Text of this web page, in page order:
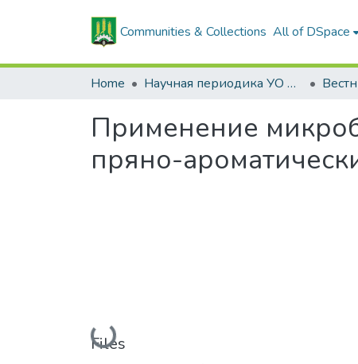
Communities & Collections All of DSpace
Home Научная периодика УО БГСХА
Применение
пряно-
Loading...
Files